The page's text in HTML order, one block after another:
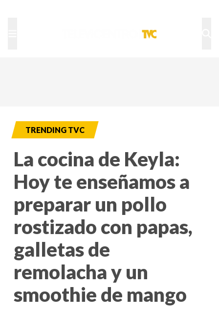
TRENDING TVC
La cocina de Keyla:
Hoy te enseñamos a
preparar un pollo
rostizado con papas,
galletas de
remolacha y un
smoothie de mango